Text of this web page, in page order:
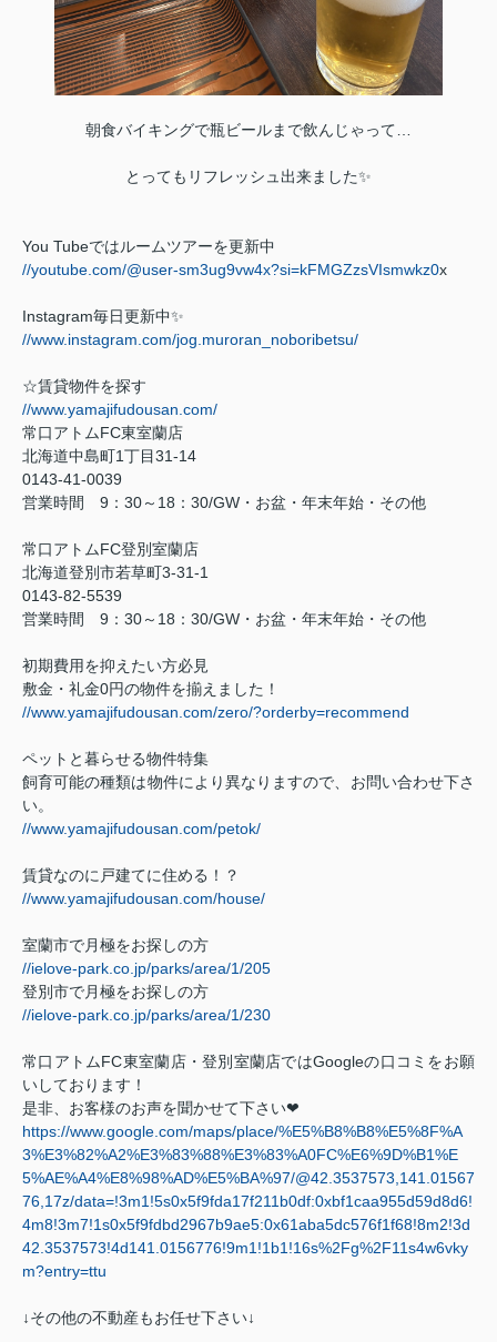
朝食バイキングで瓶ビールまで飲んじゃって…
とってもリフレッシュ出来ました✨
You Tubeではルームツアーを更新中
//youtube.com/@user-sm3ug9vw4x?si=kFMGZzsVIsmwkz0x
Instagram毎日更新中✨
//www.instagram.com/jog.muroran_noboribetsu/
☆賃貸物件を探す
//www.yamajifudousan.com/
常口アトムFC東室蘭店
北海道中島町1丁目31-14
0143-41-0039
営業時間 9 ： 30～ 18 ： 30/GW ・お盆・年末年始・その他
常口アトムFC登別室蘭店
北海道登別市若草町3-31-1
0143-82-5539
営業時間 9 ： 30～ 18 ： 30/GW ・お盆・年末年始・その他
初期費用を抑えたい方必見
敷金・礼金0円の物件を揃えました！
//www.yamajifudousan.com/zero/?orderby=recommend
ペットと暮らせる物件特集
飼育可能の種類は物件により異なりますので、お問い合わせ下さ
い。
//www.yamajifudousan.com/petok/
賃貸なのに戸建てに住める！？
//www.yamajifudousan.com/house/
室蘭市で月極をお探しの方
//ielove-park.co.jp/parks/area/1/205
登別市で月極をお探しの方
//ielove-park.co.jp/parks/area/1/230
常口アトムFC東室蘭店・登別室蘭店ではGoogleの口コミをお願
いしております！
是非、お客様のお声を聞かせて下さい❤
https://www.google.com/maps/place/%E5%B8%B8%E5%8F%A
3%E3%82%A2%E3%83%88%E3%83%A0FC%E6%9D%B1%E
5%AE%A4%E8%98%AD%E5%BA%97/@42.3537573,141.01567
76,17z/data=!3m1!5s0x5f9fda17f211b0df:0xbf1caa955d59d8d6!
4m8!3m7!1s0x5f9fdbd2967b9ae5:0x61aba5dc576f1f68!8m2!3d
42.3537573!4d141.0156776!9m1!1b1!16s%2Fg%2F11s4w6vky
m?entry=ttu
↓その他の不動産もお任せ下さい↓